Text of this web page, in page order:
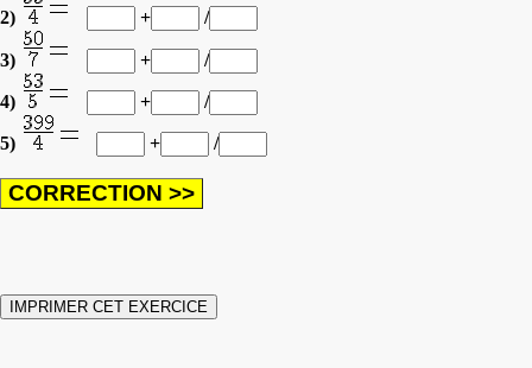
2) + /
3) + /
4) + /
5) + /